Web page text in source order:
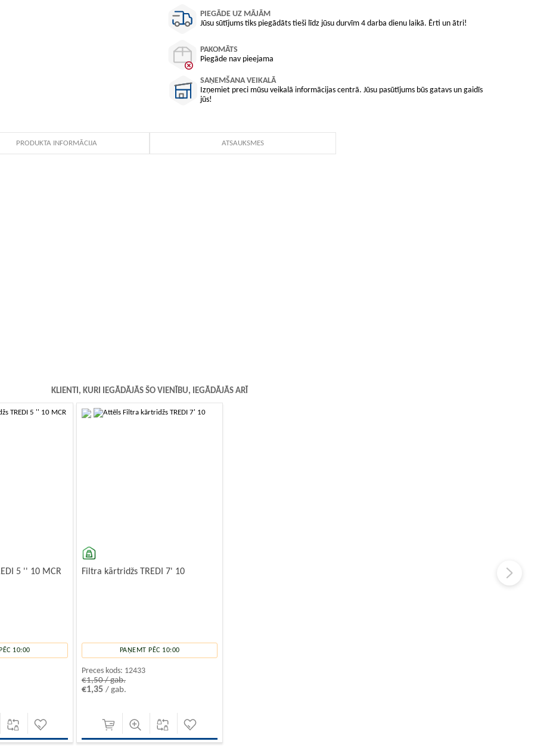
PIEGĀDE UZ MĀJĀM
Jūsu sūtījums tiks piegādāts tieši līdz jūsu durvīm 4 darba dienu laikā. Ērti un ātri!
PAKOMĀTS
Piegāde nav pieejama
SAŅEMŠANA VEIKALĀ
Izņemiet preci mūsu veikalā informācijas centrā. Jūsu pasūtījums būs gatavs un gaidīs
jūs!
PRODUKTA INFORMĀCIJA ATSAUKSMES
KLIENTI, KURI IEGĀDĀJĀS ŠO VIENĪBU, IEGĀDĀJĀS ARĪ
5 '' 10 MCR
10:00
Filtra kārtridžs TREDI 7' 10
PAŅEMT PĒC 10:00
Preces kods: 12433
€1,50 / gab.
€1,35 / gab.